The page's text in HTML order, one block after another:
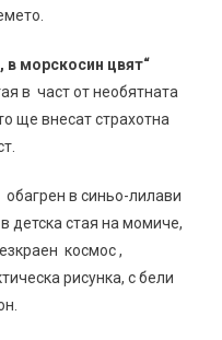
морскосин цвят“
в част от необятната
ще внесат страхотна
в синьо-лилави
детска стая на момиче,
космос ,
рисунка, с бели